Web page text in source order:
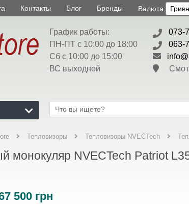
Контакты Блог Бренды Валюта:
График работы:
ПН-ПТ с 10:00 до 18:00
Сб с 10:00 до 15:00
ВС выходной
073-
063-
Тепловизоры Тепловизоры NVECTech
монокуляр NVECTech Patriot
500 грн